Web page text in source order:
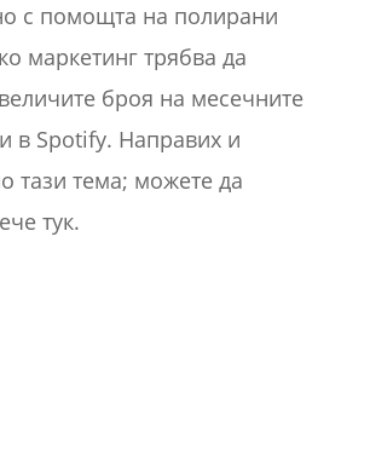
с помощта на полирани
маркетинг трябва да
броя на месечните
в Spotify. Направих и
тази тема; можете да
тук.